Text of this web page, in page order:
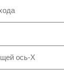
ось-X